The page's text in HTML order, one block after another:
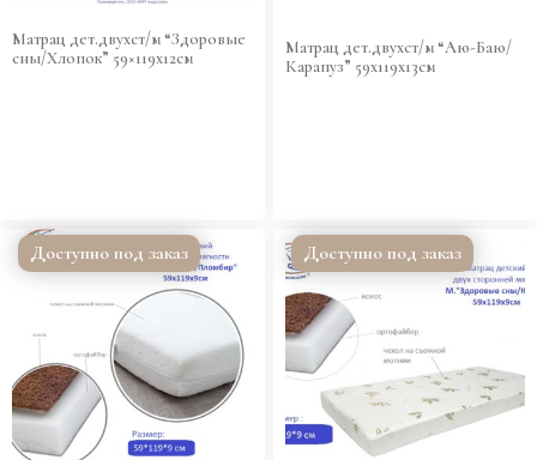
Матрац дет.двухст/м “Здоровые
сны/Хлопок” 59×119х12см
Матрац дет.двухст/м “Аю-Баю/
Карапуз” 59х119х13см
Доступно под заказ Доступно под заказ